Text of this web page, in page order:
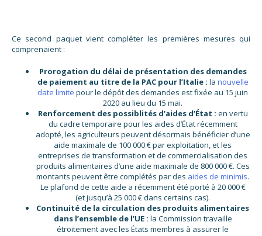
Ce second paquet vient compléter les premières mesures qui
comprenaient :
Prorogation du délai de présentation des demandes
de paiement au titre de la PAC pour l’Italie : la nouvelle
date limite pour le dépôt des demandes est fixée au 15 juin
2020 au lieu du 15 mai.
Renforcement des possiblités d’aides d’État : en vertu
du cadre temporaire pour les aides d’État récemment
adopté, les agriculteurs peuvent désormais bénéficier d’une
aide maximale de 100 000 € par exploitation, et les
entreprises de transformation et de commercialisation des
produits alimentaires d’une aide maximale de 800 000 €. Ces
montants peuvent être complétés par des aides de minimis.
Le plafond de cette aide a récemment été porté à 20 000 €
(et jusqu’à 25 000 € dans certains cas).
Continuité de la circulation des produits alimentaires
dans l’ensemble de l’UE : la Commission travaille
étroitement avec les États membres à assurer le